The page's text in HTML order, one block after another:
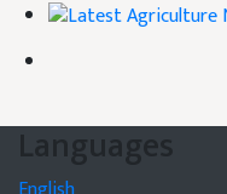
Languages